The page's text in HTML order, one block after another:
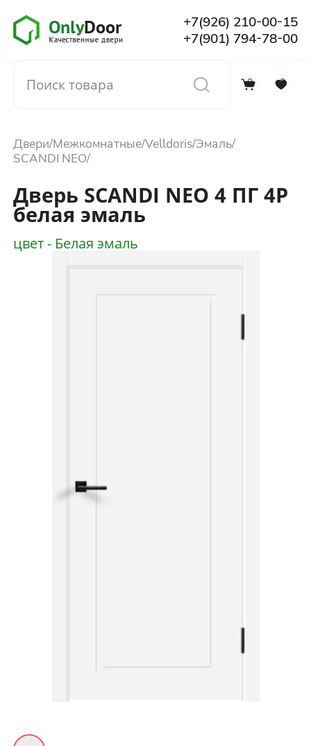
+7(926) 210-00-15
+7(901) 794-78-00
0 0
О компании
Установка
Доставка и оплата
Двери Межкомнатные Velldoris Эмаль
SCANDI NEO
Дверь SCANDI NEO 4 ПГ 4P
белая эмаль
цвет - Белая эмаль